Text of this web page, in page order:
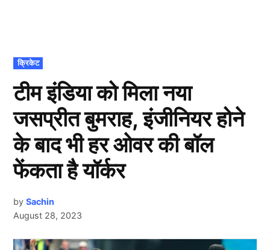
POSTED
IN
क्रिकेट
टीम इंडिया को मिला नया
जसप्रीत बुमराह, इंजीनियर होने
के बाद भी हर ओवर की बॉल
फेंकता है यॉर्कर
by Sachin
August 28, 2023